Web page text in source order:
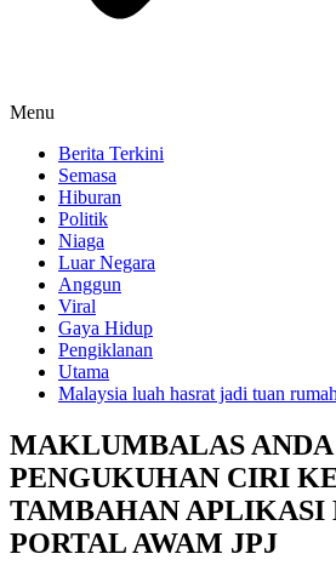
Menu
Berita Terkini
Semasa
Hiburan
Politik
Niaga
Luar Negara
Anggun
Viral
Gaya Hidup
Pengiklanan
Utama
Malaysia luah hasrat jadi tuan
MAKLUMBALAS
PENGUKUHAN CIRI
TAMBAHAN APLIKASI
PORTAL AWAM JPJ